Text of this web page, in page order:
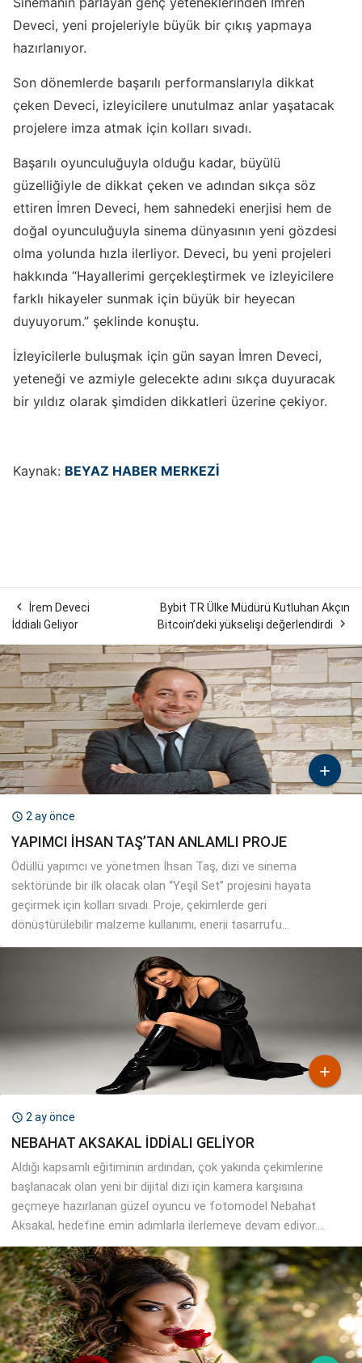
Deveci, yeni projeleriyle büyük bir çıkış yapmaya
hazırlanıyor.
Son dönemlerde başarılı performanslarıyla dikkat
çeken Deveci, izleyicilere unutulmaz anlar yaşatacak
projelere imza atmak için kolları sıvadı.
Başarılı oyunculuğuyla olduğu kadar, büyülü
güzelliğiyle de dikkat çeken ve adından sıkça söz
ettiren İmren Deveci, hem sahnedeki enerjisi hem de
doğal oyunculuğuyla sinema dünyasının yeni gözdesi
olma yolunda hızla ilerliyor. Deveci, bu yeni projeleri
hakkında “Hayallerimi gerçekleştirmek ve izleyicilere
farklı hikayeler sunmak için büyük bir heyecan
duyuyorum.” şeklinde konuştu.
İzleyicilerle buluşmak için gün sayan İmren Deveci,
yeteneği ve azmiyle gelecekte adını sıkça duyuracak
bir yıldız olarak şimdiden dikkatleri üzerine çekiyor.
Kaynak: BEYAZ HABER MERKEZİ

İrem Deveci
İddialı Geliyor
Bybit TR Ülke Müdürü Kutluhan Akçın
Bitcoin’deki yükselişi değerlendirdi


 2 ay önce
YAPIMCI İHSAN TAŞ’TAN ANLAMLI PROJE
Ödüllü yapımcı ve yönetmen İhsan Taş, dizi ve sinema
sektöründe bir ilk olacak olan “Yeşil Set” projesini hayata
geçirmek için kolları sıvadı. Proje, çekimlerde geri
dönüştürülebilir malzeme kullanımı, enerji tasarrufu...

 2 ay önce
NEBAHAT AKSAKAL İDDİALI GELİYOR
Aldığı kapsamlı eğitiminin ardından, çok yakında çekimlerine
başlanacak olan yeni bir dijital dizi için kamera karşısına
geçmeye hazırlanan güzel oyuncu ve fotomodel Nebahat
Aksakal, hedefine emin adımlarla ilerlemeye devam ediyor....